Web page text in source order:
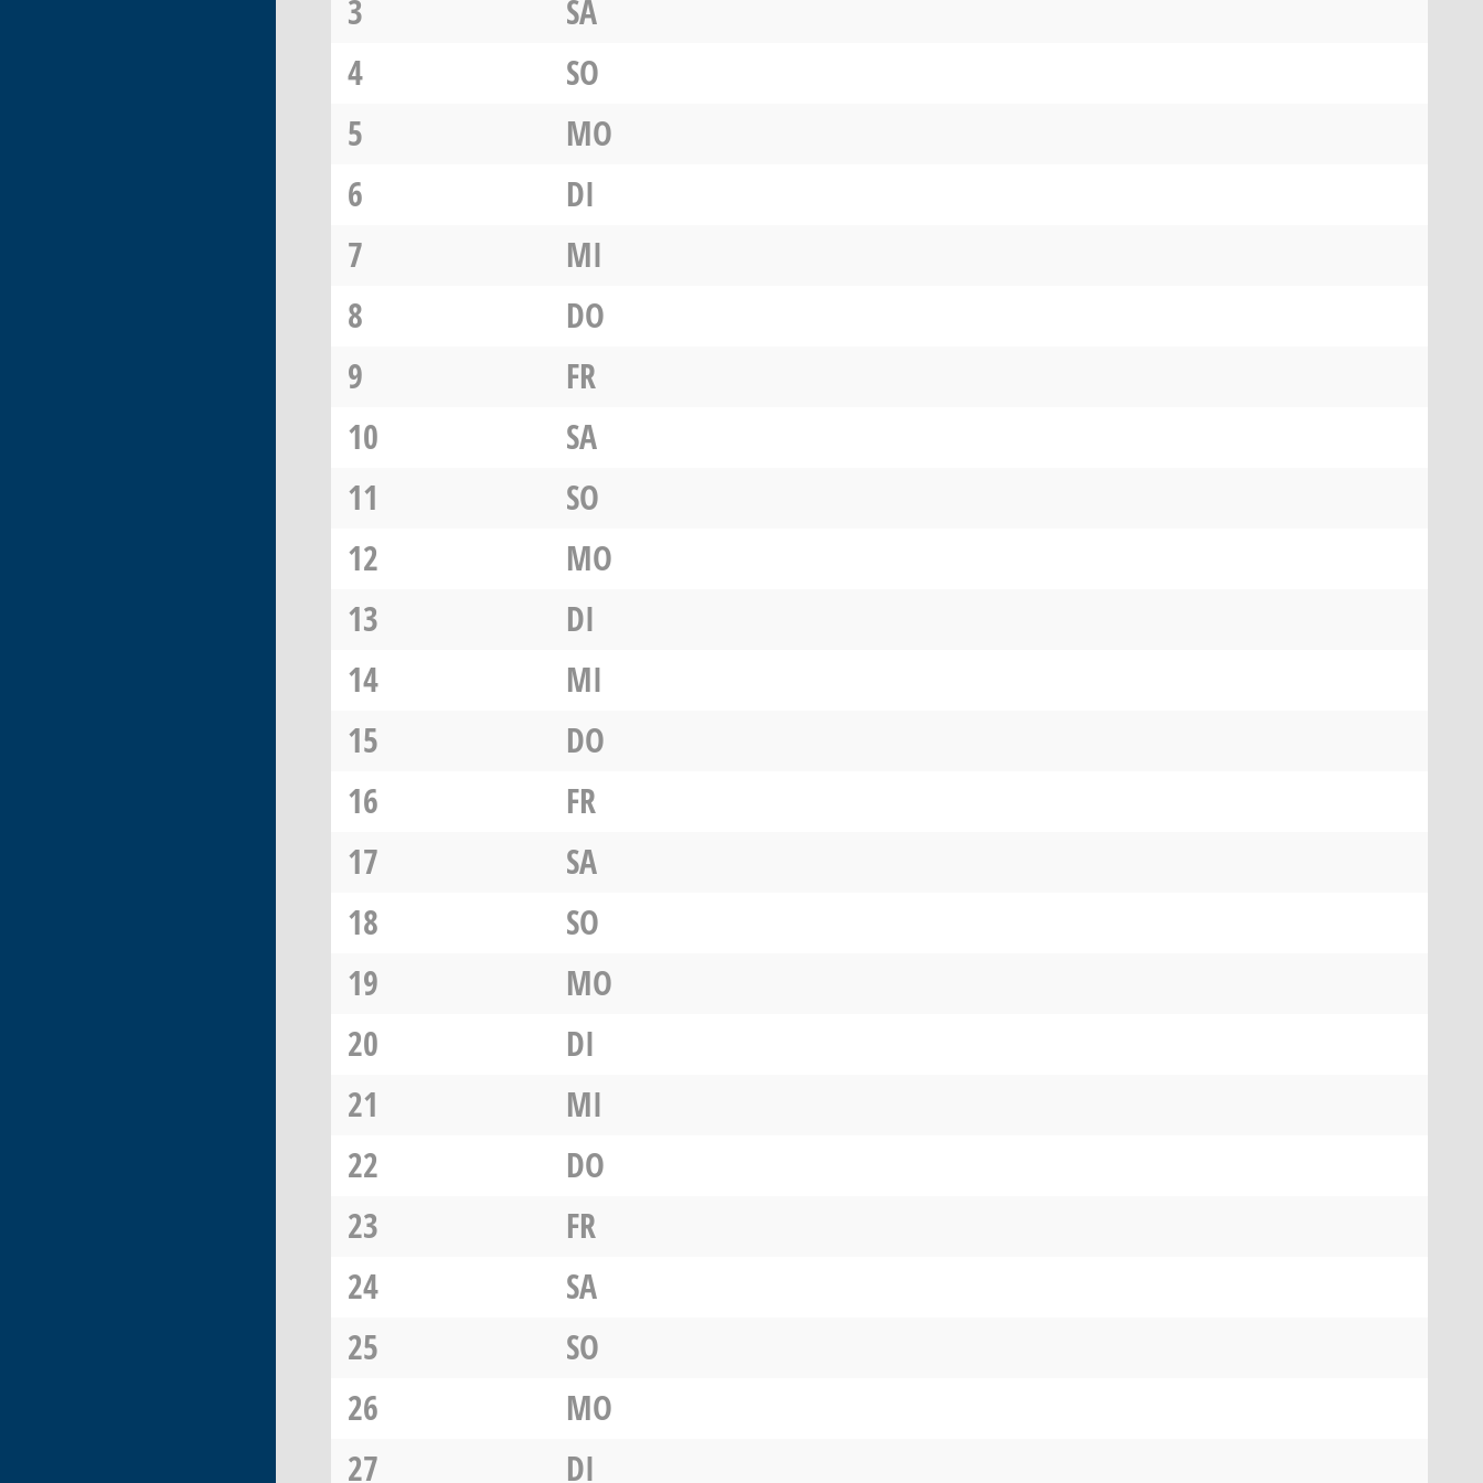
3
SA
4
SO
5
MO
6
DI
7
MI
8
DO
9
FR
10
SA
11
SO
12
MO
13
DI
14
MI
15
DO
16
FR
17
SA
18
SO
19
MO
20
DI
21
MI
22
DO
23
FR
24
SA
25
SO
26
MO
27
DI